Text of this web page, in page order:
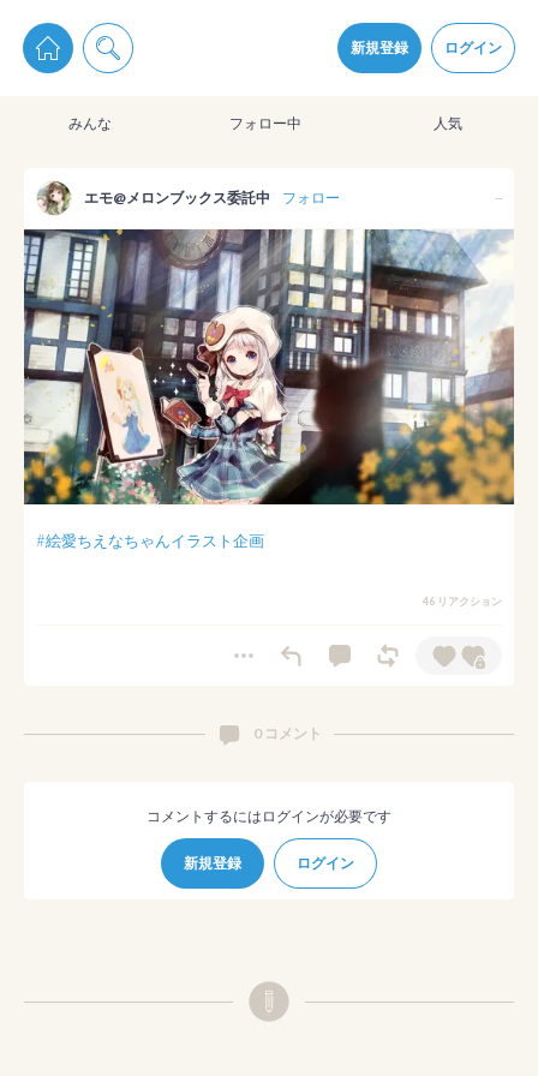
新規登録 ログイン
pixiv Sketchは2024年5月28日付で プライパシーポリシーを改定しました。
通知を受け取るにはここをクリックします
pixiv Sketchアプリでさらに快適に！
みんな フォロー中 人気
エモ@メロンブックス委託中 フォロー --
#絵愛ちえなちゃんイラスト企画
46 リアクション
0 コメント
コメントするにはログインが必要です
新規登録 ログイン